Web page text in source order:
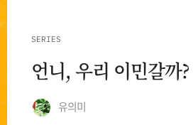
SERIES
언니, 우리 이민갈까?
유의미